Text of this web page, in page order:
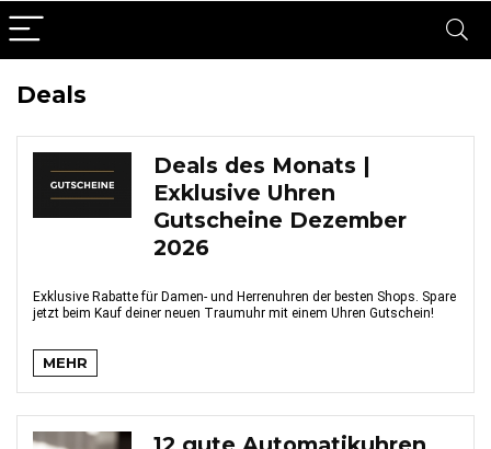
Deals
Deals des Monats |
Exklusive Uhren
Gutscheine Dezember
2026
Exklusive Rabatte für Damen- und Herrenuhren der besten Shops. Spare
jetzt beim Kauf deiner neuen Traumuhr mit einem Uhren Gutschein!
MEHR